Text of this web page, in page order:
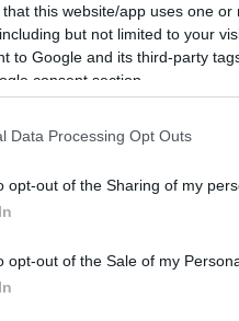
that this website/app uses one
but not limited to your
to Google and its third-party
consent section.
Data Processing Opt Outs
opt-out of the Sharing of my
opt-out of the Sale of my
a lopott autóból
a lopott autóból kitett 5
címmel tüntették